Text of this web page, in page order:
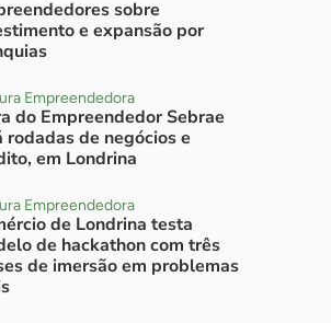
sobre
e expansão por
Empreendedora
do Empreendedor Sebrae
rodadas de negócios e
em Londrina
Empreendedora
de Londrina testa
de hackathon com três
de imersão em problemas